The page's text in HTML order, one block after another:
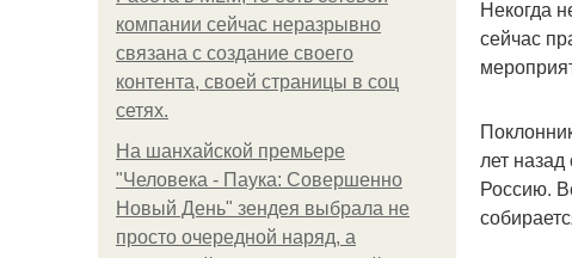
компании сейчас неразрывно
связана с создание своего
контента, своей страницы в соц
сетях.
На шанхайской премьере
"Человека - Паука: Совершенно
Новый День" зендея выбрала не
просто очередной наряд, а
Некогда
сейчас
лет
Россию.